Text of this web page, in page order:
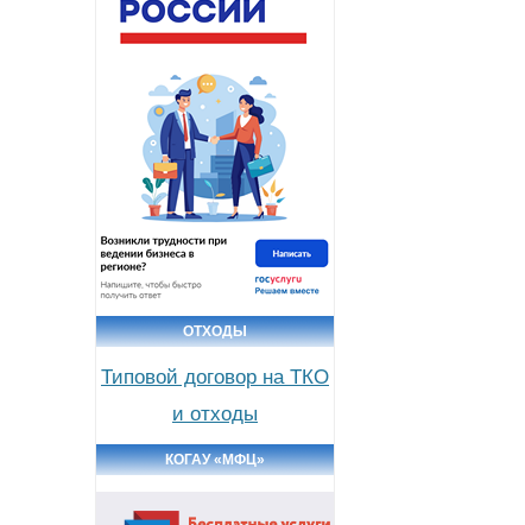
ОТХОДЫ
Типовой договор на ТКО
и отходы
КОГАУ «МФЦ»